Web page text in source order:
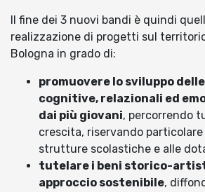
Il fine dei 3 nuovi bandi è quindi
realizzazione di progetti sul
Bologna in grado di:
promuovere lo sviluppo
cognitive, relazionali ed
dai più giovani, percorrendo
crescita, riservando
strutture scolastiche e alle
tutelare i beni storico-
approccio sostenibile,